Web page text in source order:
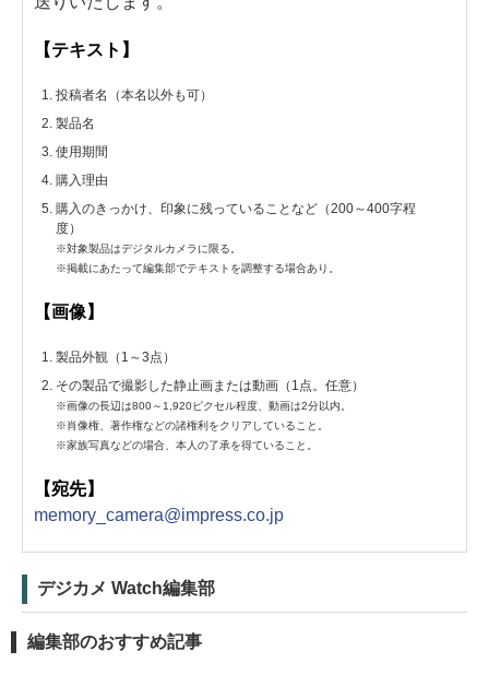
【テキスト】
投稿者名（本名以外も可）
製品名
使用期間
購入理由
購入のきっかけ、印象に残っていることなど（200～400字程
度）
※対象製品はデジタルカメラに限る。
※掲載にあたって編集部でテキストを調整する場合あり。
【画像】
製品外観（1～3点）
その製品で撮影した静止画または動画（1点。任意）
※画像の長辺は800～1,920ピクセル程度、動画は2分以内。
※肖像権、著作権などの諸権利をクリアしていること。
※家族写真などの場合、本人の了承を得ていること。
【宛先】
memory_camera@impress.co.jp
デジカメ Watch編集部
編集部のおすすめ記事